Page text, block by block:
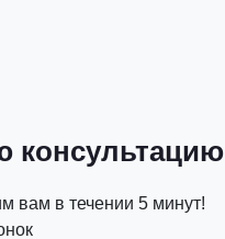
консультацию
вам в течении 5 минут!